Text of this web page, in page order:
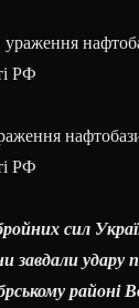
РФ
сил
завдали удару
районі